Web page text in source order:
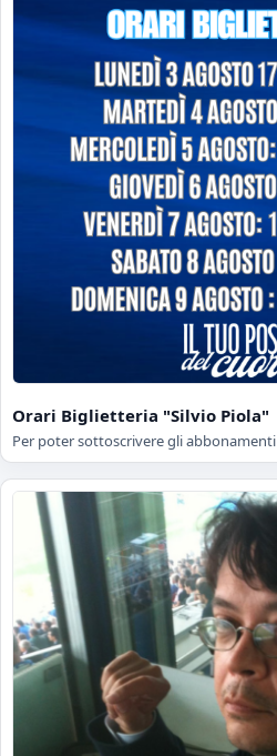
Orari Biglietteria "Silvio Piola"
Per poter sottoscrivere gli abbonamenti